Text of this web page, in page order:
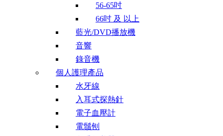
56-65吋
66吋 及 以上
藍光/DVD播放機
音響
錄音機
個人護理產品
水牙線
入耳式探熱針
電子血壓計
電鬚刨